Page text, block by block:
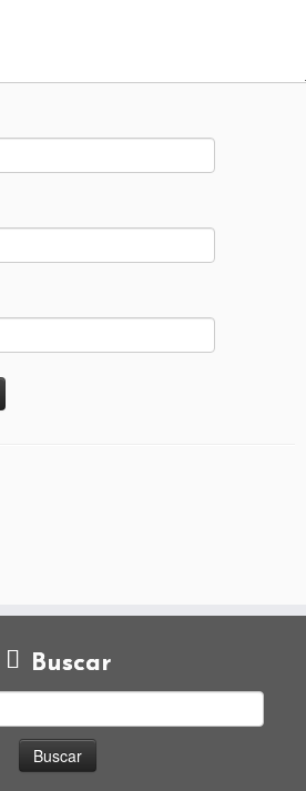
Buscar